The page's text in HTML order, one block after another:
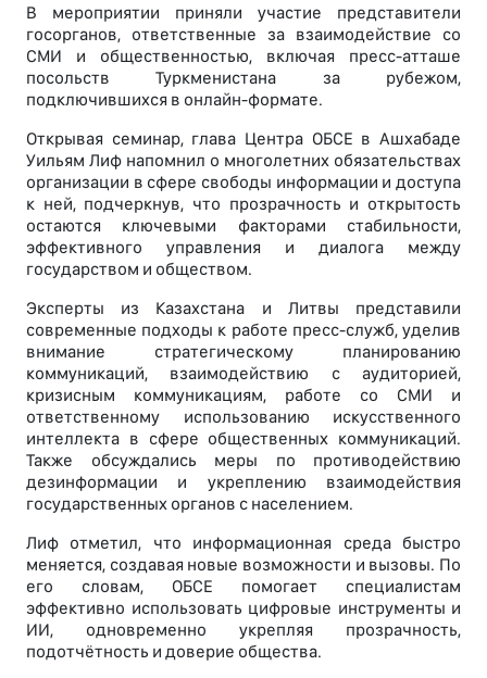
В мероприятии приняли участие представители
госорганов, ответственные за взаимодействие со
СМИ и общественностью, включая пресс-атташе
посольств Туркменистана за рубежом,
подключившихся в онлайн-формате.
Открывая семинар, глава Центра ОБСЕ в Ашхабаде
Уильям Лиф напомнил о многолетних обязательствах
организации в сфере свободы информации и доступа
к ней, подчеркнув, что прозрачность и открытость
остаются ключевыми факторами стабильности,
эффективного управления и диалога между
государством и обществом.
Эксперты из Казахстана и Литвы представили
современные подходы к работе пресс-служб, уделив
внимание стратегическому планированию
коммуникаций, взаимодействию с аудиторией,
кризисным коммуникациям, работе со СМИ и
ответственному использованию искусственного
интеллекта в сфере общественных коммуникаций.
Также обсуждались меры по противодействию
дезинформации и укреплению взаимодействия
государственных органов с населением.
Лиф отметил, что информационная среда быстро
меняется, создавая новые возможности и вызовы. По
его словам, ОБСЕ помогает специалистам
эффективно использовать цифровые инструменты и
ИИ, одновременно укрепляя прозрачность,
подотчётность и доверие общества.